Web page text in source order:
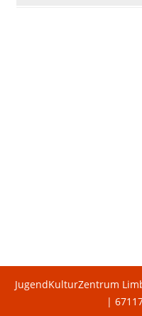
JugendKulturZentrum
|